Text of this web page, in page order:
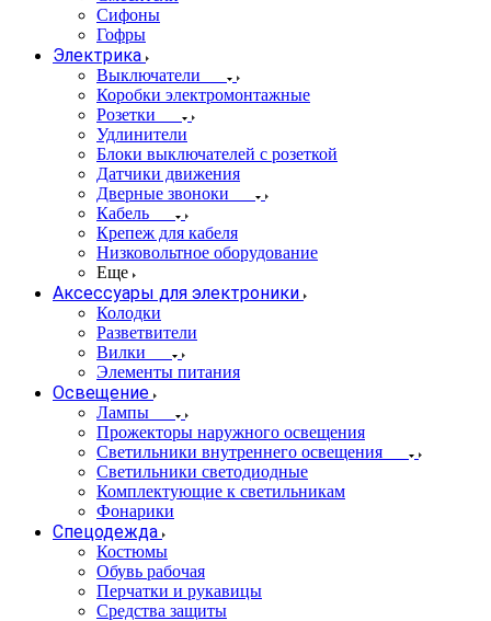
Сифоны
Гофры
Электрика
Выключатели
Коробки электромонтажные
Розетки
Удлинители
Блоки выключателей с розеткой
Датчики движения
Дверные звоноки
Кабель
Крепеж для кабеля
Низковольтное оборудование
Еще
Аксессуары для электроники
Колодки
Разветвители
Вилки
Элементы питания
Освещение
Лампы
Прожекторы наружного освещения
Светильники внутреннего освещения
Светильники светодиодные
Комплектующие к светильникам
Фонарики
Спецодежда
Костюмы
Обувь рабочая
Перчатки и рукавицы
Средства защиты